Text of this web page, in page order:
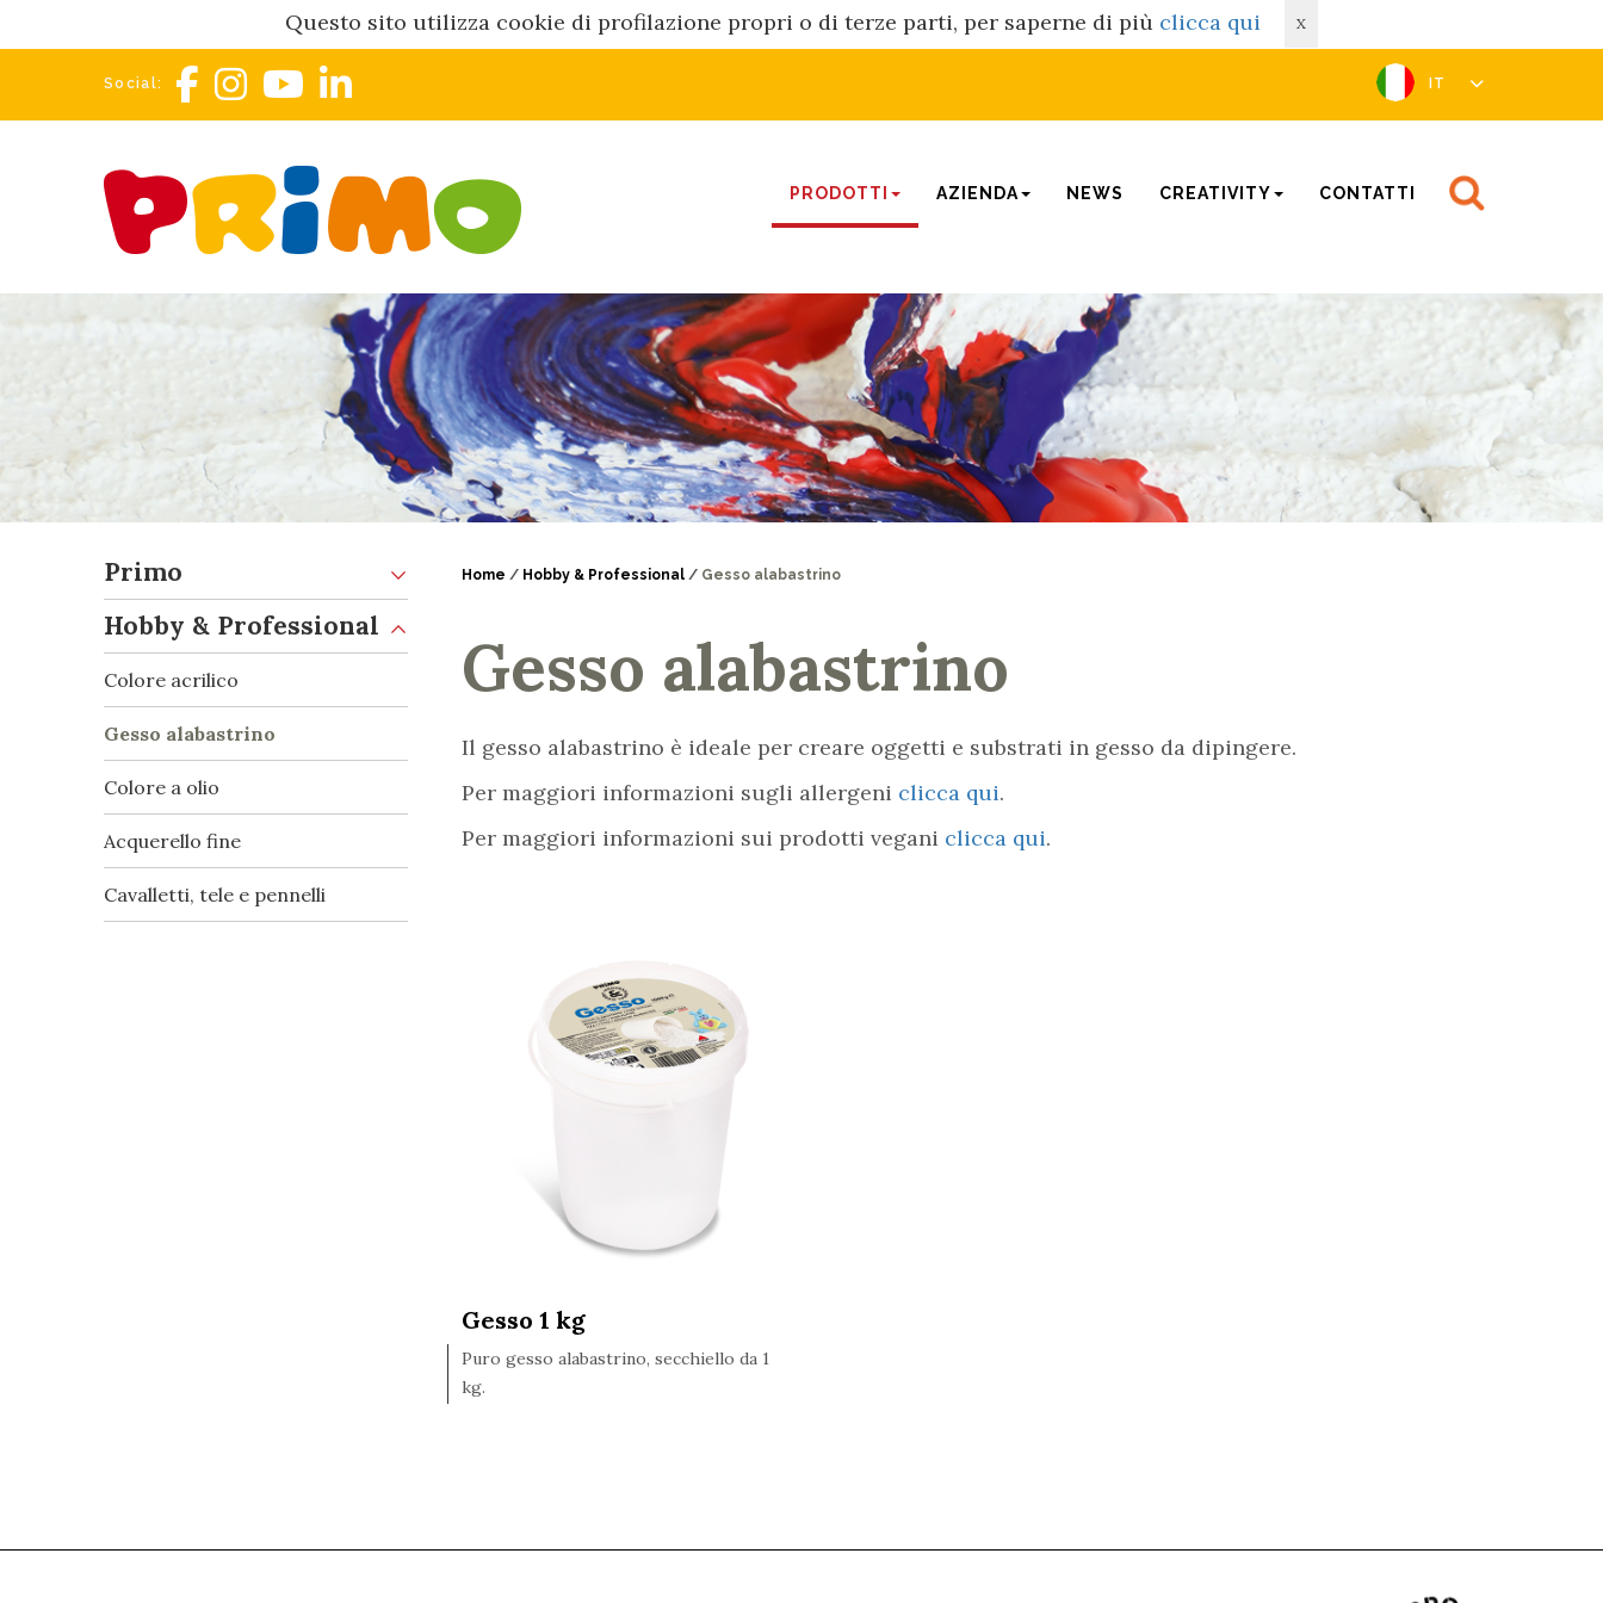
Questo sito utilizza cookie di profilazione propri o di terze parti, per saperne di più clicca qui X
Social: IT
PRODOTTI AZIENDA NEWS CREATIVITY CONTATTI
Primo
Hobby & Professional
Colore acrilico
Gesso alabastrino
Colore a olio
Acquerello fine
Cavalletti, tele e pennelli
Home / Hobby & Professional / Gesso alabastrino
Gesso alabastrino
Il gesso alabastrino è ideale per creare oggetti e substrati in gesso da dipingere.
Per maggiori informazioni sugli allergeni clicca qui.
Per maggiori informazioni sui prodotti vegani clicca qui.
Gesso 1 kg
Puro gesso alabastrino, secchiello da 1
kg.